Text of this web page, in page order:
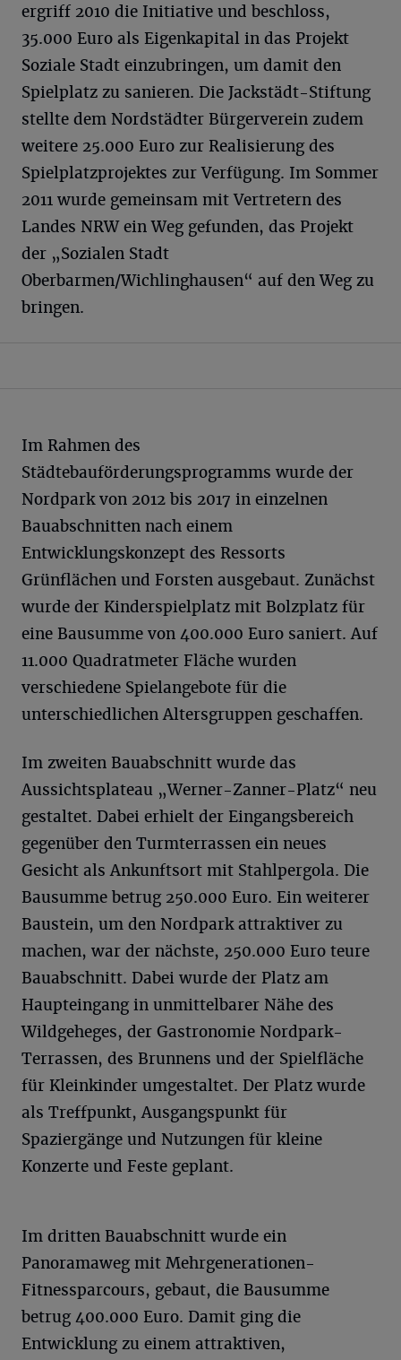
ergriff 2010 die Initiative und beschloss,
35.000 Euro als Eigenkapital in das Projekt
Soziale Stadt einzubringen, um damit den
Spielplatz zu sanieren. Die Jackstädt-Stiftung
stellte dem Nordstädter Bürgerverein zudem
weitere 25.000 Euro zur Realisierung des
Spielplatzprojektes zur Verfügung. Im Sommer
2011 wurde gemeinsam mit Vertretern des
Landes NRW ein Weg gefunden, das Projekt
der „Sozialen Stadt
Oberbarmen/Wichlinghausen“ auf den Weg zu
bringen.
Im Rahmen des
Städtebauförderungsprogramms wurde der
Nordpark von 2012 bis 2017 in einzelnen
Bauabschnitten nach einem
Entwicklungskonzept des Ressorts
Grünflächen und Forsten ausgebaut. Zunächst
wurde der Kinderspielplatz mit Bolzplatz für
eine Bausumme von 400.000 Euro saniert. Auf
11.000 Quadratmeter Fläche wurden
verschiedene Spielangebote für die
unterschiedlichen Altersgruppen geschaffen.
Im zweiten Bauabschnitt wurde das
Aussichtsplateau „Werner-Zanner-Platz“ neu
gestaltet. Dabei erhielt der Eingangsbereich
gegenüber den Turmterrassen ein neues
Gesicht als Ankunftsort mit Stahlpergola. Die
Bausumme betrug 250.000 Euro. Ein weiterer
Baustein, um den Nordpark attraktiver zu
machen, war der nächste, 250.000 Euro teure
Bauabschnitt. Dabei wurde der Platz am
Haupteingang in unmittelbarer Nähe des
Wildgeheges, der Gastronomie Nordpark-
Terrassen, des Brunnens und der Spielfläche
für Kleinkinder umgestaltet. Der Platz wurde
als Treffpunkt, Ausgangspunkt für
Spaziergänge und Nutzungen für kleine
Konzerte und Feste geplant.
Im dritten Bauabschnitt wurde ein
Panoramaweg mit Mehrgenerationen-
Fitnessparcours, gebaut, die Bausumme
betrug 400.000 Euro. Damit ging die
Entwicklung zu einem attraktiven,